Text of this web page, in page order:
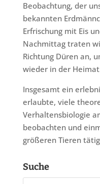
Beobachtung, der
bekannten
Erfrischung mit Eis
Nachmittag traten
Richtung Düren an,
wieder in der
Insgesamt ein
erlaubte, viele
Verhaltensbiologie
beobachten und
größeren Tieren
Suche